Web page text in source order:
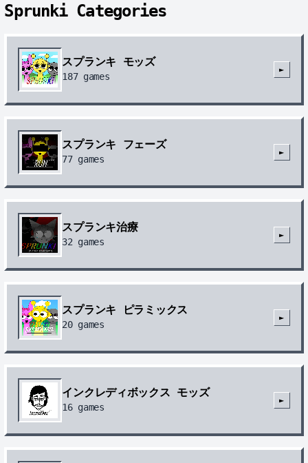
Sprunki Categories
スプランキ モッズ
187games
►
スプランキ フェーズ
77games
►
スプランキ治療
32 games
►
スプランキ ピラミックス
20games
►
インクレディボックス モッズ
16games
►